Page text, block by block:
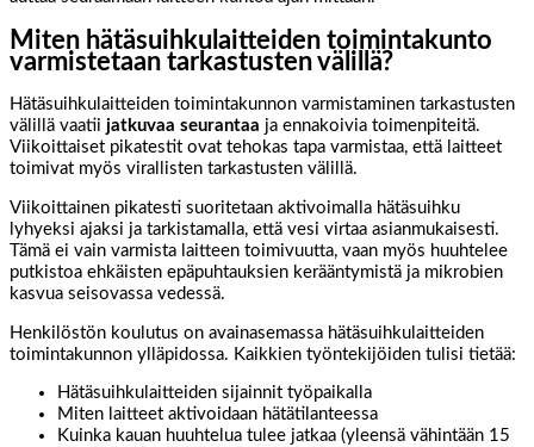
Miten hätäsuihkulaitteiden toimintakunto
varmistetaan tarkastusten välillä?
Hätäsuihkulaitteiden toimintakunnon varmistaminen tarkastusten
välillä vaatii jatkuvaa seurantaa ja ennakoivia toimenpiteitä.
Viikoittaiset pikatestit ovat tehokas tapa varmistaa, että laitteet
toimivat myös virallisten tarkastusten välillä.
Viikoittainen pikatesti suoritetaan aktivoimalla hätäsuihku
lyhyeksi ajaksi ja tarkistamalla, että vesi virtaa asianmukaisesti.
Tämä ei vain varmista laitteen toimivuutta, vaan myös huuhtelee
putkistoa ehkäisten epäpuhtauksien kerääntymistä ja mikrobien
kasvua seisovassa vedessä.
Henkilöstön koulutus on avainasemassa hätäsuihkulaitteiden
toimintakunnon ylläpidossa. Kaikkien työntekijöiden tulisi tietää:
Hätäsuihkulaitteiden sijainnit työpaikalla
Miten laitteet aktivoidaan hätätilanteessa
Kuinka kauan huuhtelua tulee jatkaa (yleensä vähintään 15